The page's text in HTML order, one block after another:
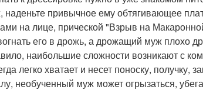
наденьте привычное ему обтягивающее
на лице, прической "Взрыв на
его в дрожь, а дрожащий муж плохо
наибольшие сложности возникают с
легко хватает и несет поноску, получку,
необученный муж может огрызаться,